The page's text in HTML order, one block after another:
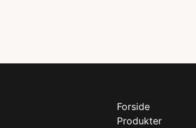
Forside
Produkter